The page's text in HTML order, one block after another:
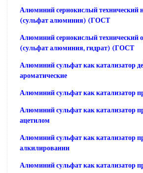
Алюминий сернокислый технический
(сульфат алюминия) (ГОСТ
Алюминий сернокислый технический
(сульфат алюминия, гидрат) (ГОСТ
Алюминий сульфат как катализатор
ароматические
Алюминий сульфат как катализатор
Алюминий сульфат как катализатор
ацетилом
Алюминий сульфат как катализатор
алкилировании
Алюминий сульфат как катализатор